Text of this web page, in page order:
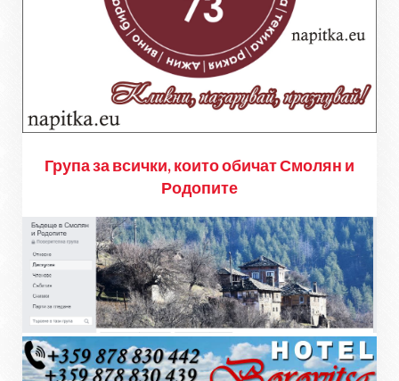
Група за всички, които обичат Смолян и
Родопите